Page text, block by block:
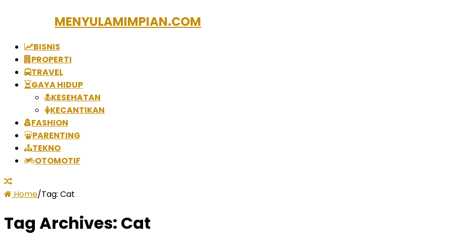
MENYULAMIMPIAN.COM
BISNIS
PROPERTI
TRAVEL
GAYA HIDUP
KESEHATAN
KECANTIKAN
FASHION
PARENTING
TEKNO
OTOMOTIF
Home/Tag: Cat
Tag Archives: Cat